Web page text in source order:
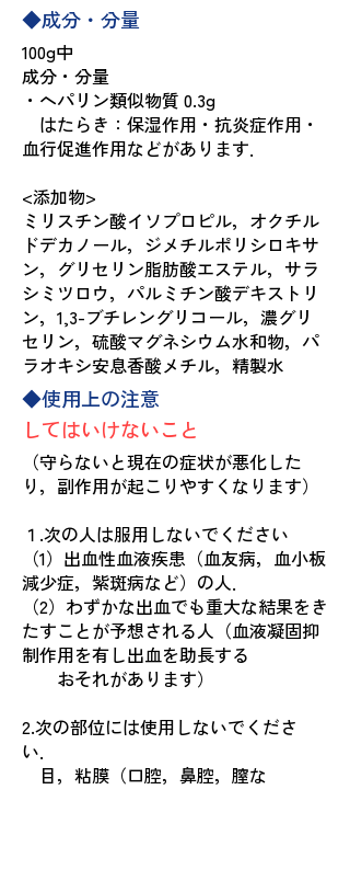
◆成分・分量
100g中
成分・分量
・ヘパリン類似物質 0.3g
はたらき：保湿作用・抗炎症作用・
血行促進作用などがあります．
<添加物>
ミリスチン酸イソプロピル，オクチル
ドデカノール，ジメチルポリシロキサ
ン，グリセリン脂肪酸エステル，サラ
シミツロウ，パルミチン酸デキストリ
ン，1,3-ブチレングリコール，濃グリ
セリン，硫酸マグネシウム水和物，パ
ラオキシ安息香酸メチル，精製水
◆使用上の注意
してはいけないこと
（守らないと現在の症状が悪化した
り，副作用が起こりやすくなります）
１.次の人は服用しないでください
（1）出血性血液疾患（血友病，血小板
減少症，紫斑病など）の人．
（2）わずかな出血でも重大な結果をき
たすことが予想される人（血液凝固抑
制作用を有し出血を助長する
おそれがあります）
2.次の部位には使用しないでくださ
い．
目，粘膜（口腔，鼻腔，膣な